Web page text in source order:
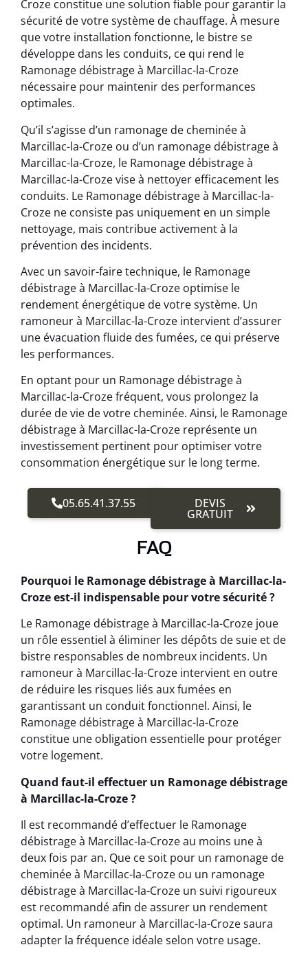
Croze constitue une solution fiable pour garantir la
sécurité de votre système de chauffage. À mesure
que votre installation fonctionne, le bistre se
développe dans les conduits, ce qui rend le
Ramonage débistrage à Marcillac-la-Croze
nécessaire pour maintenir des performances
optimales.
Qu’il s’agisse d’un ramonage de cheminée à
Marcillac-la-Croze ou d’un ramonage débistrage à
Marcillac-la-Croze, le Ramonage débistrage à
Marcillac-la-Croze vise à nettoyer efficacement les
conduits. Le Ramonage débistrage à Marcillac-la-
Croze ne consiste pas uniquement en un simple
nettoyage, mais contribue activement à la
prévention des incidents.
Avec un savoir-faire technique, le Ramonage
débistrage à Marcillac-la-Croze optimise le
rendement énergétique de votre système. Un
ramoneur à Marcillac-la-Croze intervient d’assurer
une évacuation fluide des fumées, ce qui préserve
les performances.
En optant pour un Ramonage débistrage à
Marcillac-la-Croze fréquent, vous prolongez la
durée de vie de votre cheminée. Ainsi, le Ramonage
débistrage à Marcillac-la-Croze représente un
investissement pertinent pour optimiser votre
consommation énergétique sur le long terme.
05.65.41.37.55 DEVIS
GRATUIT
FAQ
Pourquoi le Ramonage débistrage à Marcillac-la-
Croze est-il indispensable pour votre sécurité ?
Le Ramonage débistrage à Marcillac-la-Croze joue
un rôle essentiel à éliminer les dépôts de suie et de
bistre responsables de nombreux incidents. Un
ramoneur à Marcillac-la-Croze intervient en outre
de réduire les risques liés aux fumées en
garantissant un conduit fonctionnel. Ainsi, le
Ramonage débistrage à Marcillac-la-Croze
constitue une obligation essentielle pour protéger
votre logement.
Quand faut-il effectuer un Ramonage débistrage
à Marcillac-la-Croze ?
Il est recommandé d’effectuer le Ramonage
débistrage à Marcillac-la-Croze au moins une à
deux fois par an. Que ce soit pour un ramonage de
cheminée à Marcillac-la-Croze ou un ramonage
débistrage à Marcillac-la-Croze un suivi rigoureux
est recommandé afin de assurer un rendement
optimal. Un ramoneur à Marcillac-la-Croze saura
adapter la fréquence idéale selon votre usage.